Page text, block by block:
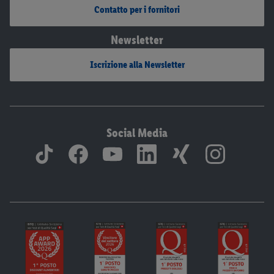
Contatto per i fornitori
Newsletter
Iscrizione alla Newsletter
Social Media